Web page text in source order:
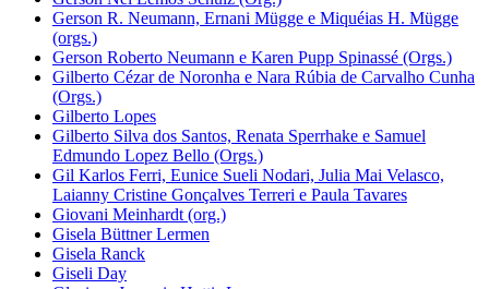
Gerson R. Neumann, Ernani Mügge e Miquéias H. Mügge
(orgs.)
Gerson Roberto Neumann e Karen Pupp Spinassé (Orgs.)
Gilberto Cézar de Noronha e Nara Rúbia de Carvalho Cunha
(Orgs.)
Gilberto Lopes
Gilberto Silva dos Santos, Renata Sperrhake e Samuel
Edmundo Lopez Bello (Orgs.)
Gil Karlos Ferri, Eunice Sueli Nodari, Julia Mai Velasco,
Laianny Cristine Gonçalves Terreri e Paula Tavares
Giovani Meinhardt (org.)
Gisela Büttner Lermen
Gisela Ranck
Giseli Day